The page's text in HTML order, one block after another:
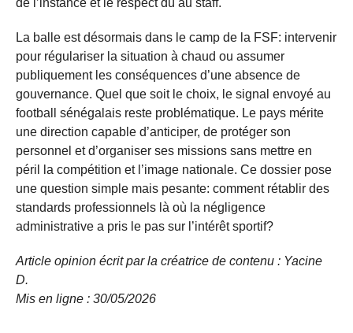
de l’instance et le respect dû au staff.
La balle est désormais dans le camp de la FSF: intervenir
pour régulariser la situation à chaud ou assumer
publiquement les conséquences d’une absence de
gouvernance. Quel que soit le choix, le signal envoyé au
football sénégalais reste problématique. Le pays mérite
une direction capable d’anticiper, de protéger son
personnel et d’organiser ses missions sans mettre en
péril la compétition et l’image nationale. Ce dossier pose
une question simple mais pesante: comment rétablir des
standards professionnels là où la négligence
administrative a pris le pas sur l’intérêt sportif?
Article opinion écrit par la créatrice de contenu : Yacine
D.
Mis en ligne : 30/05/2026